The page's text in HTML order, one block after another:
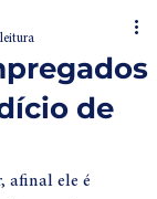
de
afinal ele é